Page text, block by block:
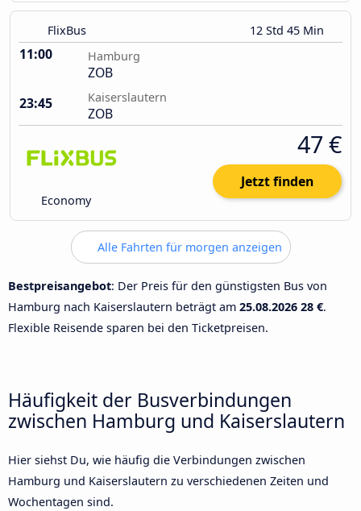
FlixBus 12 Std 45 Min
11:00 Hamburg
ZOB
23:45
Kaiserslautern
ZOB
Economy
47 €
Jetzt finden
Alle Fahrten für morgen anzeigen
Bestpreisangebot: Der Preis für den günstigsten Bus von
Hamburg nach Kaiserslautern beträgt am 25.08.2026 28 €.
Flexible Reisende sparen bei den Ticketpreisen.
Häufigkeit der Busverbindungen
zwischen Hamburg und Kaiserslautern
Hier siehst Du, wie häufig die Verbindungen zwischen
Hamburg und Kaiserslautern zu verschiedenen Zeiten und
Wochentagen sind.